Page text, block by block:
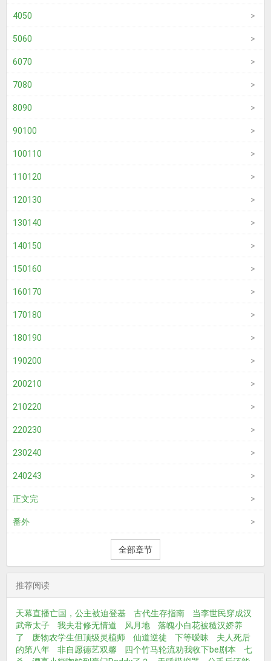
4050
5060
6070
7080
8090
90100
100110
110120
120130
130140
140150
150160
160170
170180
180190
190200
200210
210220
220230
230240
240243
正文完
番外
全部章节
推荐阅读
天幕直播亡国，公主被迫登基 古代生存指南
当李世民穿成汉
武帝太子
我夫君修无情道 风月地
落魄小白花被糙汉娇养
了
废物农学生但顶级灵植师 仙道逆徒 下等暧昧
夫人死后
的第八年
非自愿德艺双馨 四个竹马轮流劝我收下be剧本
七